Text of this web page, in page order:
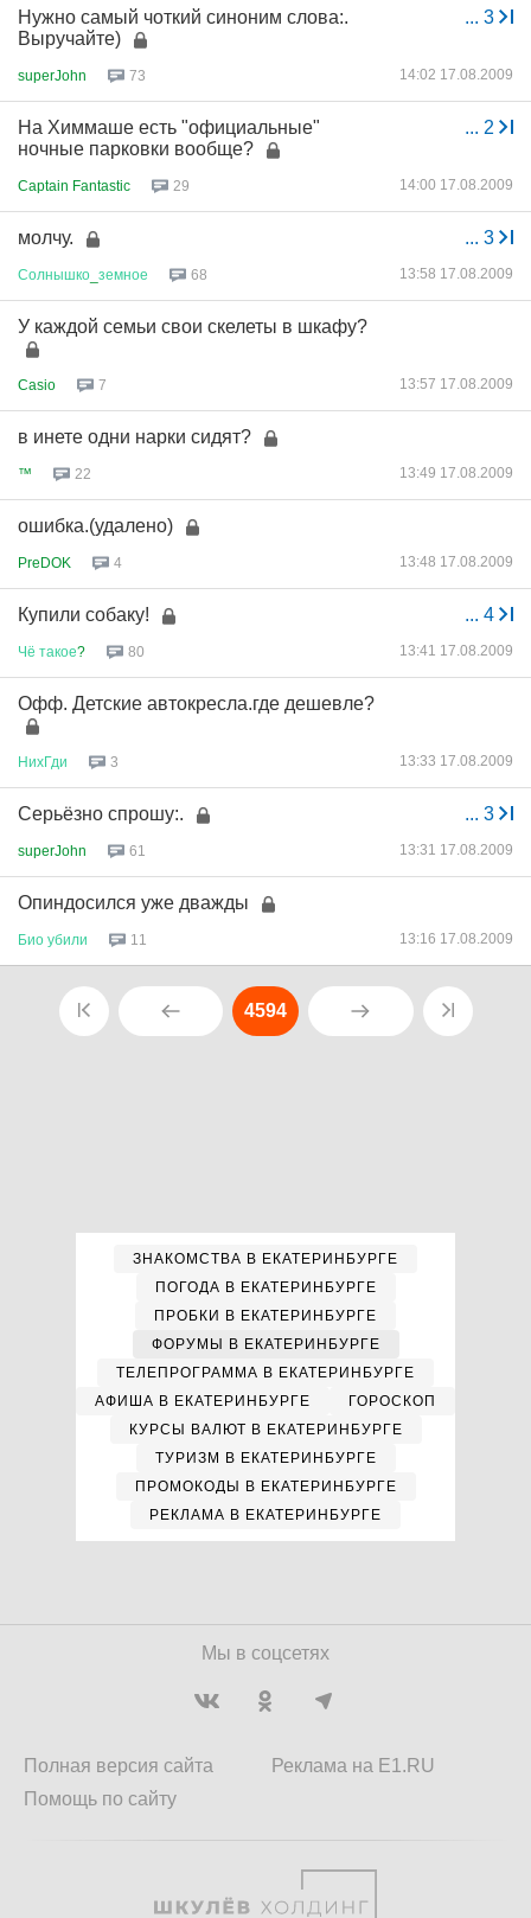
... 3
Нужно самый чоткий синоним слова:.
Выручайте)
superJohn 73 14:02 17.08.2009
... 2
На Химмаше есть "официальные"
ночные парковки вообще?
Captain Fantastic 29 14:00 17.08.2009
... 3
молчу.
Солнышко земное 68 13:58 17.08.2009
У каждой семьи свои скелеты в шкафу?
Casio 7 13:57 17.08.2009
в инете одни нарки сидят?
™ 22 13:49 17.08.2009
ошибка.(удалено)
PreDOK 4 13:48 17.08.2009
... 4
Купили собаку!
Чё такое? 80 13:41 17.08.2009
Офф. Детские автокресла.где дешевле?
НихГди 3 13:33 17.08.2009
... 3
Серьёзно спрошу:.
superJohn 61 13:31 17.08.2009
Опиндосился уже дважды
Био убили 11 13:16 17.08.2009
4594
ЗНАКОМСТВА В ЕКАТЕРИНБУРГЕ
ПОГОДА В ЕКАТЕРИНБУРГЕ
ПРОБКИ В ЕКАТЕРИНБУРГЕ
ФОРУМЫ В ЕКАТЕРИНБУРГЕ
ТЕЛЕПРОГРАММА В ЕКАТЕРИНБУРГЕ
АФИША В ЕКАТЕРИНБУРГЕ
ГОРОСКОП
КУРСЫ ВАЛЮТ В ЕКАТЕРИНБУРГЕ
ТУРИЗМ В ЕКАТЕРИНБУРГЕ
ПРОМОКОДЫ В ЕКАТЕРИНБУРГЕ
РЕКЛАМА В ЕКАТЕРИНБУРГЕ
Мы в соцсетях
Полная версия сайта
Помощь по сайту
Реклама на E1.RU